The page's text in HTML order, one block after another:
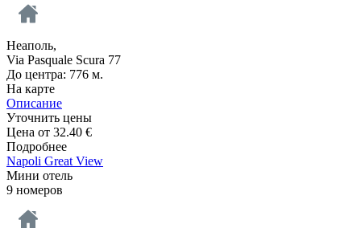
Неаполь,
Via Pasquale Scura 77
До центра: 776 м.
На карте
Описание
Уточнить цены
Цена от 32.40 €
Подробнее
Napoli Great View
Мини отель
9 номеров